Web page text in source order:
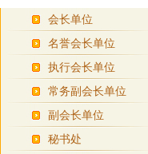
会长单位
名誉会长单位
执行会长单位
常务副会长单位
副会长单位
秘书处